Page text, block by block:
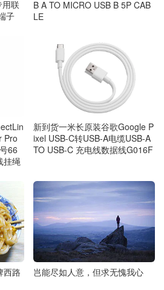
联
子
B A TO MICRO USB B 5P CAB
LE
Pro
66
挂绳
新到货一米长原装谷歌Google P
ixel USB-C转USB-A电缆USB-A
TO USB-C 充电线数据线G016F
西路
岂能尽如人意，但求无愧我心